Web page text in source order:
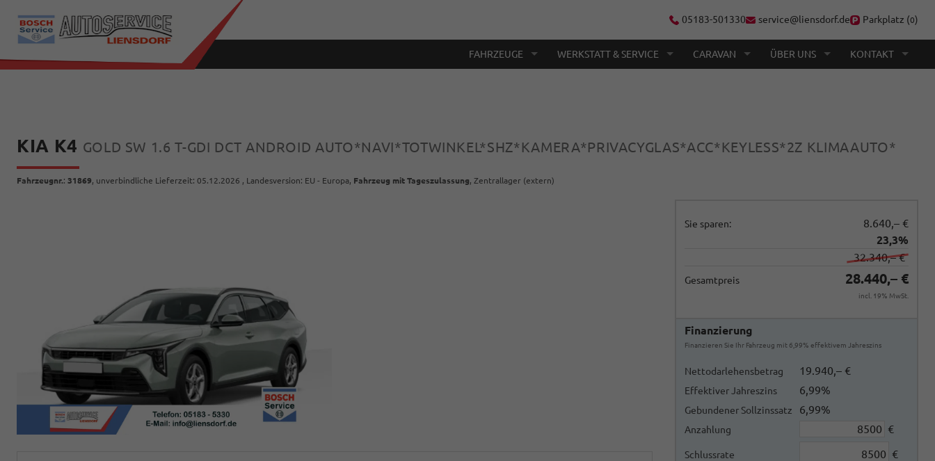
05183-501330 service@liensdorf.de Parkplatz (0)
FAHRZEUGE WERKSTATT & SERVICE CARAVAN ÜBER UNS KONTAKT
KIA K4 GOLD SW 1.6 T-GDI DCT ANDROID AUTO*NAVI*TOTWINKEL*SHZ*KAMERA*PRIVACYGLAS*ACC*KEYLESS*2Z KLIMAAUTO*
Fahrzeugnr.: 31869, unverbindliche Lieferzeit: 05.12.2026 , Landesversion: EU - Europa, Fahrzeug mit Tageszulassung, Zentrallager (extern)
Sie sparen:
8.640,– €
23,3%
32.340,– €
Gesamtpreis 28.440,– €
incl. 19% MwSt.
Finanzierung
Finanzieren Sie Ihr Fahrzeug mit 6,99% effektivem Jahreszins
Nettodarlehensbetrag 19.940,– €
Effektiver Jahreszins 6,99%
Gebundener Sollzinssatz 6,99%
Anzahlung €
Schlussrate €